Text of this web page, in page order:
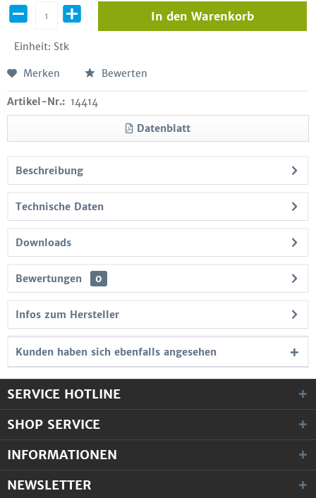
Einheit: Stk
In den Warenkorb
Merken Bewerten
Artikel-Nr.: 14414
Datenblatt
Beschreibung
Technische Daten
Downloads
Bewertungen 0
Infos zum Hersteller
Kunden haben sich ebenfalls angesehen
SERVICE HOTLINE
SHOP SERVICE
INFORMATIONEN
NEWSLETTER